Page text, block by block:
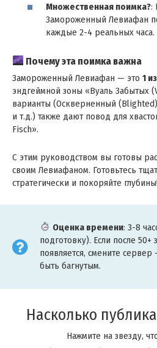
Множественная поимка?:
Замороженный Левиафан
каждые 2-4 реальных часа.
Почему эта поимка важна
Замороженный Левиафан — это 1
эндгеймной зоны «Вуаль Забытых
варианты (Оскверненный
и т.д.) также дают повод для
Fisch».
С этим руководством вы готовы
своим Левиафаном. Готовьтесь
стратегически и покоряйте глубины!
Оценка времени: 3-8
подготовку). Если после 50+
появляется, смените
быть багнутым.
Насколько
Нажмите на звезду,